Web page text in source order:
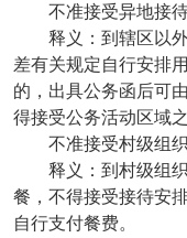
不准接受异地接
释义：到辖区以
差有关规定自行安排
的，出具公务函后可
得接受公务活动区域
不准接受村级组
释义：到村级组
餐，不得接受接待安
自行支付餐费。